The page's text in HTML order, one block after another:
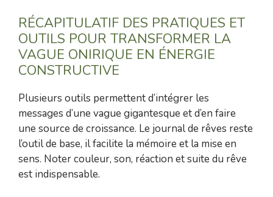
RÉCAPITULATIF DES PRATIQUES ET
OUTILS POUR TRANSFORMER LA
VAGUE ONIRIQUE EN ÉNERGIE
CONSTRUCTIVE
Plusieurs outils permettent d’intégrer les
messages d’une vague gigantesque et d’en faire
une source de croissance. Le journal de rêves reste
l’outil de base, il facilite la mémoire et la mise en
sens. Noter couleur, son, réaction et suite du rêve
est indispensable.